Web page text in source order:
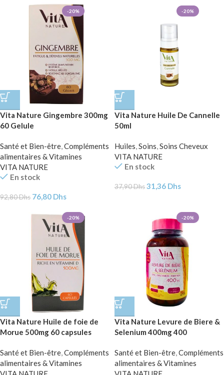
-20%
Vita Nature Gingembre 300mg
60 Gelule
Santé et Bien-être,Compléments
alimentaires & Vitamines
VITA NATURE
En stock
92,80Dhs 76,80 Dhs
-20%
Vita Nature Huile De Cannelle
50ml
Huiles,Soins,Soins Cheveux
VITA NATURE
En stock
37,90Dhs31,36 Dhs
-20%
Vita Nature Huile de foie de
Morue 500mg 60 capsules
Santé et Bien-être,Compléments
alimentaires & Vitamines
-20%
Vita Nature Levure de Biere &
Selenium 400mg 400
Santé et Bien-être,Compléments
alimentaires & Vitamines